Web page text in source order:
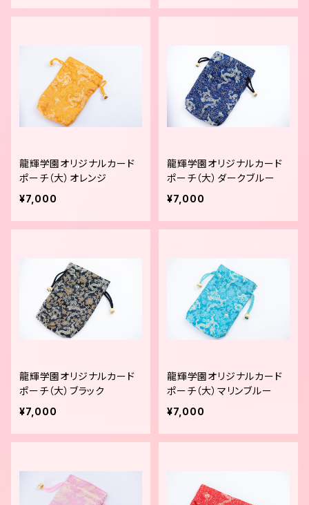
龍輝学園オリジナルカード
ポーチ（大）オレンジ
¥7,000
龍輝学園オリジナルカード
ポーチ（大）ダークブルー
¥7,000
龍輝学園オリジナルカード
ポーチ（大）ブラック
¥7,000
龍輝学園オリジナルカード
ポーチ（大）マリンブルー
¥7,000